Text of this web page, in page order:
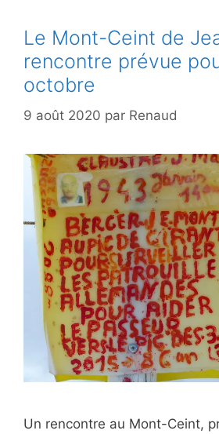
Le Mont-Ceint de
rencontre prévue
octobre
9 août 2020 par Renaud
Un rencontre au Mont-Ceint,